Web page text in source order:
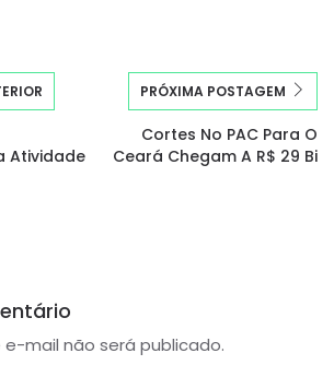
Atividade
PRÓXIMA POSTAGEM
Cortes No PAC Para O
Ceará Chegam A R$ 29 Bi
mail não será publicado.